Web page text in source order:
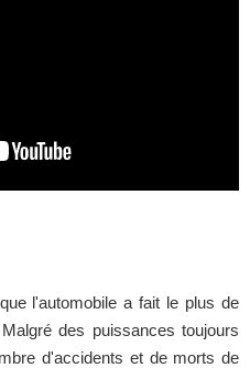
l'automobile a fait le plus de
des puissances toujours
d'accidents et de morts de